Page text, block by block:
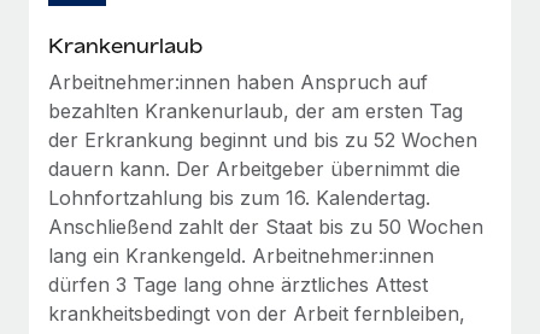
Krankenurlaub
Arbeitnehmer:innen haben Anspruch auf
bezahlten Krankenurlaub, der am ersten Tag
der Erkrankung beginnt und bis zu 52 Wochen
dauern kann. Der Arbeitgeber übernimmt die
Lohnfortzahlung bis zum 16. Kalendertag.
Anschließend zahlt der Staat bis zu 50 Wochen
lang ein Krankengeld. Arbeitnehmer:innen
dürfen 3 Tage lang ohne ärztliches Attest
krankheitsbedingt von der Arbeit fernbleiben,